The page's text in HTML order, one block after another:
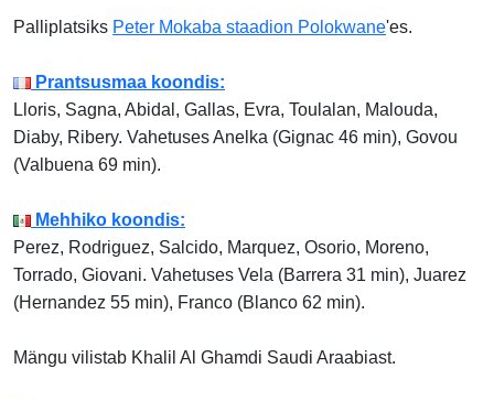
Palliplatsiks Peter Mokaba staadion Polokwane'es.
Prantsusmaa koondis:
Lloris, Sagna, Abidal, Gallas, Evra, Toulalan, Malouda,
Diaby, Ribery. Vahetuses Anelka (Gignac 46 min), Govou
(Valbuena 69 min).
Mehhiko koondis:
Perez, Rodriguez, Salcido, Marquez, Osorio, Moreno,
Torrado, Giovani. Vahetuses Vela (Barrera 31 min), Juarez
(Hernandez 55 min), Franco (Blanco 62 min).
Mängu vilistab Khalil Al Ghamdi Saudi Araabiast.